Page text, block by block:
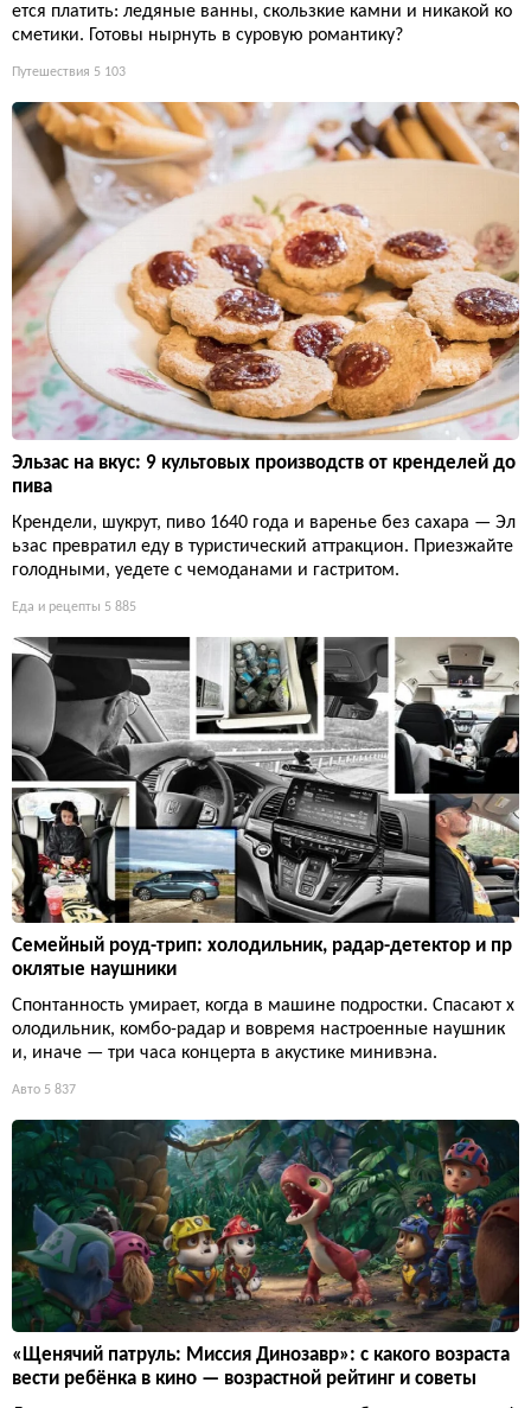
ется платить: ледяные ванны, скользкие камни и никакой ко
сметики. Готовы нырнуть в суровую романтику?
Путешествия 5 103
Эльзас на вкус: 9 культовых производств от кренделей до
пива
Крендели, шукрут, пиво 1640 года и варенье без сахара — Эл
ьзас превратил еду в туристический аттракцион. Приезжайте
голодными, уедете с чемоданами и гастритом.
Еда и рецепты 5 885
Семейный роуд-трип: холодильник, радар-детектор и пр
оклятые наушники
Спонтанность умирает, когда в машине подростки. Спасают х
олодильник, комбо-радар и вовремя настроенные наушник
и, иначе — три часа концерта в акустике минивэна.
Авто 5 837
«Щенячий патруль: Миссия Динозавр»: с какого возраста
вести ребёнка в кино — возрастной рейтинг и советы